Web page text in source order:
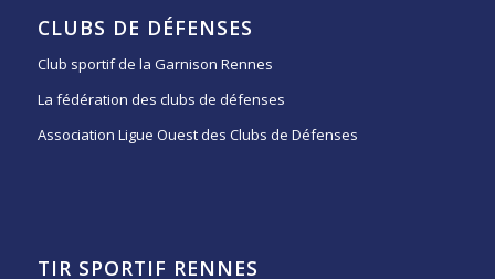
CLUBS DE DÉFENSES
Club sportif de la Garnison Rennes
La fédération des clubs de défenses
Association Ligue Ouest des Clubs de Défenses
TIR SPORTIF RENNES